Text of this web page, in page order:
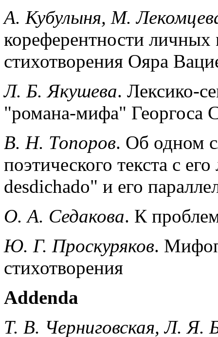
A. Кубулыня, М.
кореферентности
стихотворения Ояра
Л. Б. Якушева. Лексико-
"романа-мифа" Георгоса
B. Н. Топоров. Об одном
поэтического текста с
desdichado" и его
О. А. Седакова. К
Ю. Г. Проскуряков.
стихотворения
Addenda
Т. В. Черниговская, Л. Я.